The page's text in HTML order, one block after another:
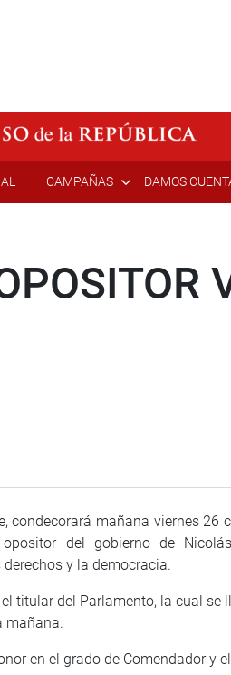
CAMPAÑAS DAMOS
condecorará mañana viernes 26
del gobierno de
y la democracia.
titular del Parlamento, la cual se
mañana.
en el grado de Comendador y